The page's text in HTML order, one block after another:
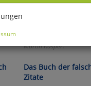
Martin Rasper:
Das Buch der
Zitate
-
notwendigen
Einstellungen
stehen.